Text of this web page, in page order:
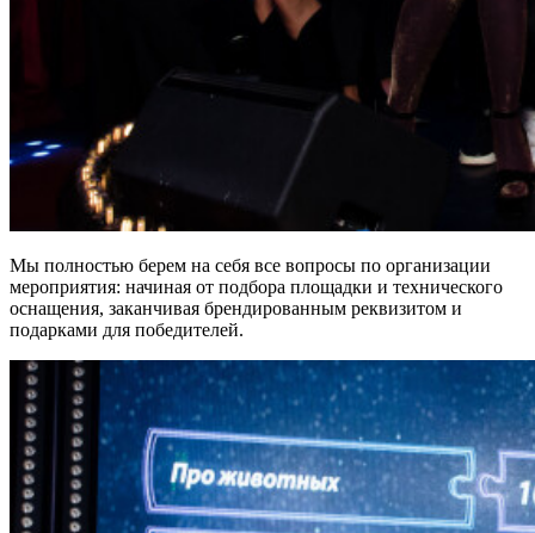
Мы полностью берем на себя все вопросы по организации
мероприятия: начиная от подбора площадки и технического
оснащения, заканчивая брендированным реквизитом и
подарками для победителей.